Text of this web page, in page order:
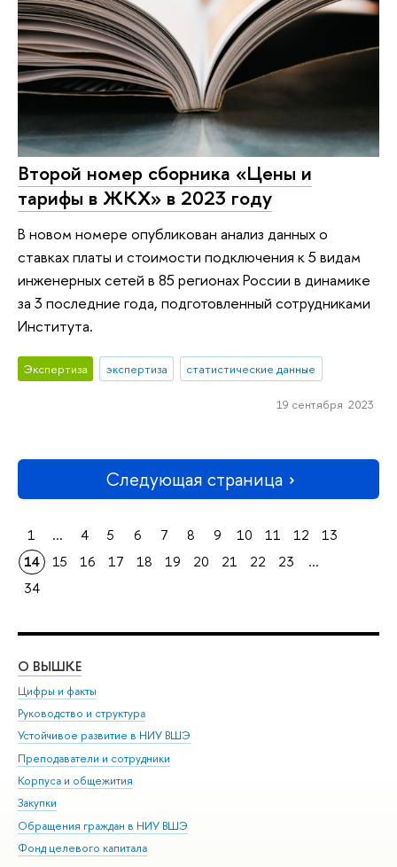
Второй номер сборника «Цены и
тарифы в ЖКХ» в 2023 году
В новом номере опубликован анализ данных о
ставках платы и стоимости подключения к 5 видам
инженерных сетей в 85 регионах России в динамике
за 3 последние года, подготовленный сотрудниками
Института.
Экспертиза экспертиза статистические данные
19 сентября 2023
Следующая страница
1 ... 4 5 6 7 8 9 10 11 12
13
14
15 16 17 18 19 20 21 22 23
...
34
О ВЫШКЕ
Цифры и факты
Руководство и структура
Устойчивое развитие в НИУ ВШЭ
Преподаватели и сотрудники
Корпуса и общежития
Закупки
Обращения граждан в НИУ ВШЭ
Фонд целевого капитала